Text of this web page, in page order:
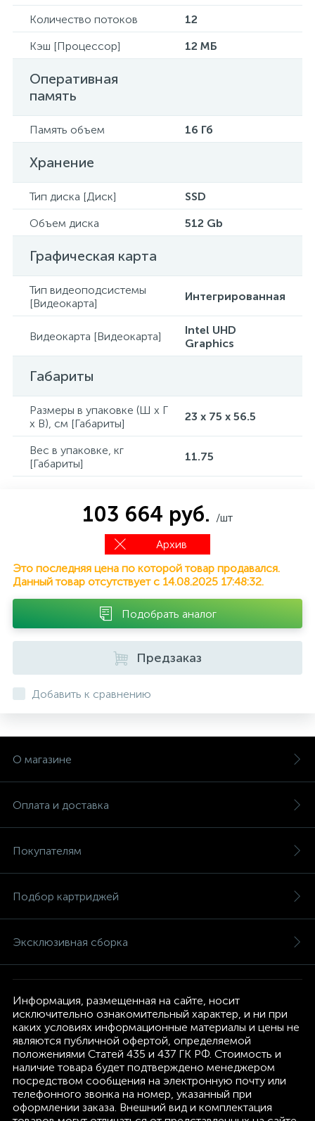
Количество потоков
12
Кэш [Процессор]
12 МБ
Оперативная
память
Память объем 16 Гб
Хранение
Тип диска [Диск]
SSD
Объем диска
512 Gb
Графическая карта
Тип видеоподсистемы
[Видеокарта]
Интегрированная
Видеокарта [Видеокарта]
Intel UHD
Graphics
Габариты
Размеры в упаковке (Ш x Г
x В), см [Габариты]
23 x 75 x 56.5
Вес в упаковке, кг
[Габариты]
11.75
103 664 руб. /шт
Архив
Это последняя цена по которой товар продавался.
Данный товар отсутствует с 14.08.2025 17:48:32.
Подобрать аналог
Предзаказ
Добавить к сравнению
О магазине
Оплата и доставка
Покупателям
Подбор картриджей
Эксклюзивная сборка
Информация, размещенная на сайте, носит
исключительно ознакомительный характер, и ни при
каких условиях информационные материалы и цены не
являются публичной офертой, определяемой
положениями Статей 435 и 437 ГК РФ. Стоимость и
наличие товара будет подтверждено менеджером
посредством сообщения на электронную почту или
телефонного звонка на номер, указанный при
оформлении заказа. Внешний вид и комплектация